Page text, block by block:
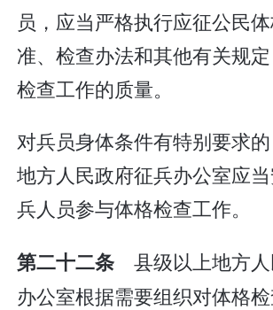
员，应当严格执行应征公民
准、检查办法和其他有关规
检查工作的质量。
对兵员身体条件有特别要求
地方人民政府征兵办公室应
兵人员参与体格检查工作。
第二十二条 县级以上地方
办公室根据需要组织对体格